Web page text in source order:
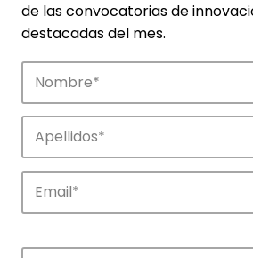
de las convocatorias de
destacadas del mes.